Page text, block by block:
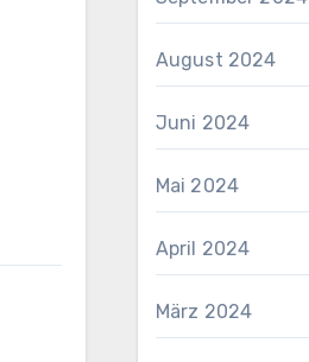
August 2024
Juni 2024
Mai 2024
April 2024
März 2024